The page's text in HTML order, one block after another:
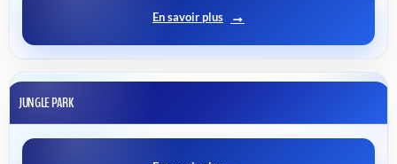
En savoir plus
JUNGLE PARK